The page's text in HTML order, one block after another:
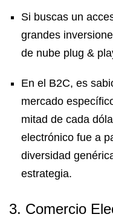
Si buscas un
grandes
de nube plug &
En el B2C, es
mercado
mitad de cada
electrónico fue a
diversidad
estrategia.
3. Comercio